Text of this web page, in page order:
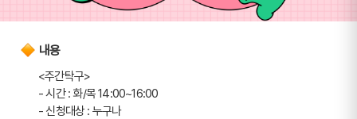
내용
<주간탁구>
- 시간 : 화/목 14:00~16:00
- 신청대상 : 누구나